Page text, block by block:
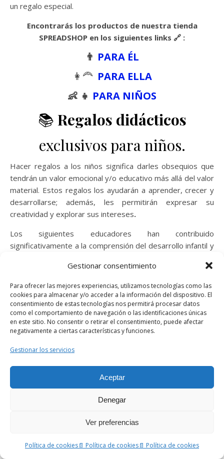
Gestionar consentimiento
Para ofrecer las mejores experiencias, utilizamos tecnologías como las
cookies para almacenar y/o acceder a la información del dispositivo. El
consentimiento de estas tecnologías nos permitirá procesar datos
como el comportamiento de navegación o las identificaciones únicas
en este sitio. No consentir o retirar el consentimiento, puede afectar
negativamente a ciertas características y funciones.
Gestionar los servicios
Aceptar
Denegar
Ver preferencias
Política de cookies📄 Política de cookies📄 Política de cookies
un regalo especial.
Encontrarás los productos de nuestra tienda
SPREADSHOP en los siguientes links 🔗 :
👨 PARA ÉL
👩‍🦰 PARA ELLA
👶 👧 PARA NIÑOS
📚 Regalos didácticos
exclusivos para niños.
Hacer regalos a los niños significa darles obsequios que
tendrán un valor emocional y/o educativo más allá del valor
material. Estos regalos los ayudarán a aprender, crecer y
desarrollarse; además, les permitirán expresar su
creatividad y explorar sus intereses.
Los siguientes educadores han contribuido
significativamente a la comprensión del desarrollo infantil y
útiles para ayudar a los padres y profesionales a apoyar a
los niños en su crecimiento y aprendizaje.
Descubre la selección de ideas que combinan juego,
aprendizaje y arte, en los siguientes artículos:
Jean Piaget